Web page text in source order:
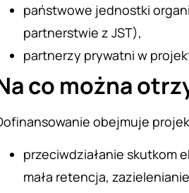
państwowe jednostki
partnerstwie z JST),
partnerzy prywatni w
co można
obejmuje
przeciwdziałanie skutkom
mała retencja,